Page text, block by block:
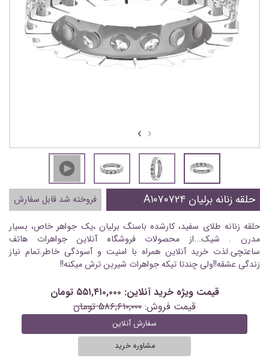
‹
›
حلقه زنانه برلیان A۱۰۷۰۷۲۴
فروخته شد قابل سفارش
حلقه زنانه طلای سفید، کارشده باسنگ برلیان ،یک جواهر خاص، بسیار
مدرن . شیک...از محصولات فروشگاه آنلاین جواهرات هاتف
ساعتچی.لذت خرید آنلاین همراه با امنیت و آسودگی خاطر.تمام نیاز
زندگی عشقه!!ولی چندتا تیکه جواهرات شیرین ترش میکنه!!
قیمت ویژه خرید آنلاین: ۵۵۱,۴۱۰,۰۰۰ تومان
قیمت فروش: ۵۸۶,۶۱۰,۰۰۰ تومان
سفارش آنلاین
مشاوره خرید